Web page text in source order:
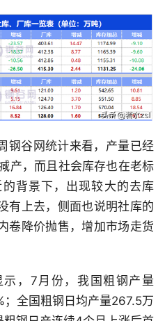
钢谷网统计来看，产量已经
产，而且社会库存也在老标
背景下，出现较大的去库
有上去，侧面也说明社库的
卷降价抛售，增加市场走货
，7月份，我国粗钢产量
全国粗钢日均产量267.5万